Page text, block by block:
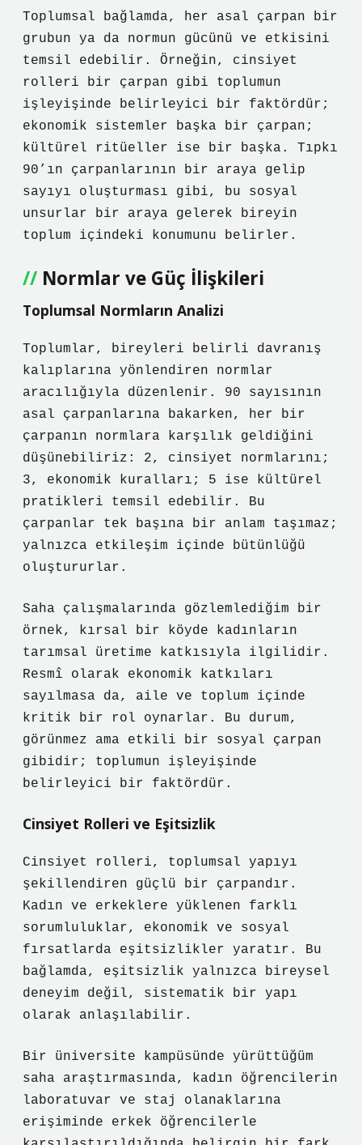
Toplumsal bağlamda, her asal çarpan bir
grubun ya da normun gücünü ve etkisini
temsil edebilir. Örneğin, cinsiyet
rolleri bir çarpan gibi toplumun
işleyişinde belirleyici bir faktördür;
ekonomik sistemler başka bir çarpan;
kültürel ritüeller ise bir başka. Tıpkı
90’ın çarpanlarının bir araya gelip
sayıyı oluşturması gibi, bu sosyal
unsurlar bir araya gelerek bireyin
toplum içindeki konumunu belirler.
Normlar ve Güç İlişkileri
Toplumsal Normların Analizi
Toplumlar, bireyleri belirli davranış
kalıplarına yönlendiren normlar
aracılığıyla düzenlenir. 90 sayısının
asal çarpanlarına bakarken, her bir
çarpanın normlara karşılık geldiğini
düşünebiliriz: 2, cinsiyet normlarını;
3, ekonomik kuralları; 5 ise kültürel
pratikleri temsil edebilir. Bu
çarpanlar tek başına bir anlam taşımaz;
yalnızca etkileşim içinde bütünlüğü
oluştururlar.
Saha çalışmalarında gözlemlediğim bir
örnek, kırsal bir köyde kadınların
tarımsal üretime katkısıyla ilgilidir.
Resmî olarak ekonomik katkıları
sayılmasa da, aile ve toplum içinde
kritik bir rol oynarlar. Bu durum,
görünmez ama etkili bir sosyal çarpan
gibidir; toplumun işleyişinde
belirleyici bir faktördür.
Cinsiyet Rolleri ve Eşitsizlik
Cinsiyet rolleri, toplumsal yapıyı
şekillendiren güçlü bir çarpandır.
Kadın ve erkeklere yüklenen farklı
sorumluluklar, ekonomik ve sosyal
fırsatlarda eşitsizlikler yaratır. Bu
bağlamda, eşitsizlik yalnızca bireysel
deneyim değil, sistematik bir yapı
olarak anlaşılabilir.
Bir üniversite kampüsünde yürüttüğüm
saha araştırmasında, kadın öğrencilerin
laboratuvar ve staj olanaklarına
erişiminde erkek öğrencilerle